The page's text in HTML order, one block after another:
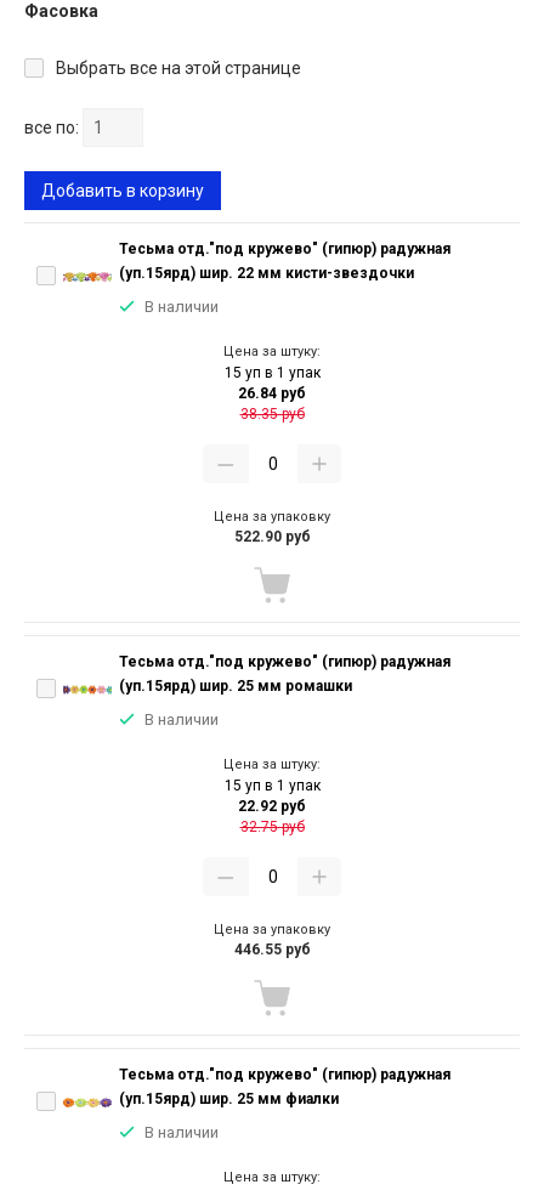
Фасовка
Выбрать все на этой странице
все по:
Добавить в корзину
Тесьма отд."под кружево" (гипюр) радужная
(уп.15ярд) шир. 22 мм кисти-звездочки
В наличии
Цена за штуку:
15 уп в 1 упак
26.84 руб
38.35 руб
Цена за упаковку
522.90 руб
Тесьма отд."под кружево" (гипюр) радужная
(уп.15ярд) шир. 25 мм ромашки
В наличии
Цена за штуку:
15 уп в 1 упак
22.92 руб
32.75 руб
Цена за упаковку
446.55 руб
Тесьма отд."под кружево" (гипюр) радужная
(уп.15ярд) шир. 25 мм фиалки
В наличии
Цена за штуку: